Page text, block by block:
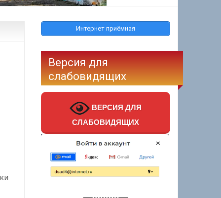
Интернет приёмная
Версия для
слабовидящих
ВЕРСИЯ ДЛЯ
СЛАБОВИДЯЩИХ